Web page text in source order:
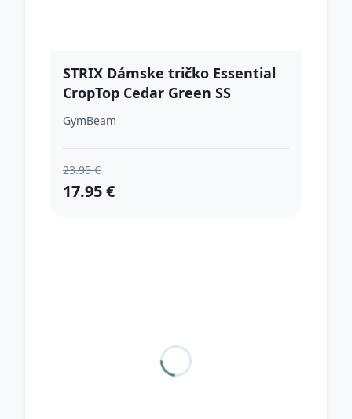
STRIX Dámske tričko Essential
CropTop Cedar Green SS
GymBeam
23.95 €
17.95 €